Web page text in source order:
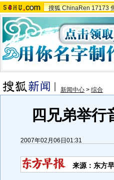
搜狐 ChinaRen 17173
新闻中心 > 综合
四兄弟举行
2007年02月06日01:31
来源：东方